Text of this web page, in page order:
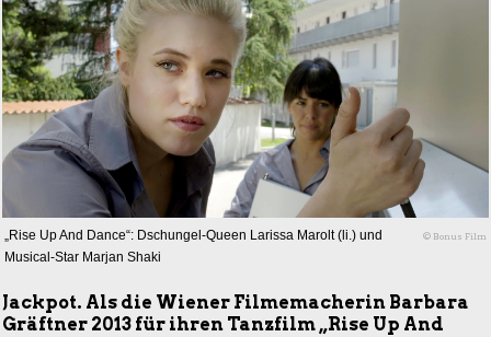
„Rise Up And Dance“: Dschungel-Queen Larissa Marolt (li.) und
Musical-Star Marjan Shaki
© Bonus Film
Jackpot. Als die Wiener Filmemacherin Barbara
Gräftner 2013 für ihren Tanzfilm „Rise Up And